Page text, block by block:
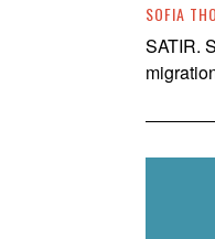
SOFIA
SATIR.